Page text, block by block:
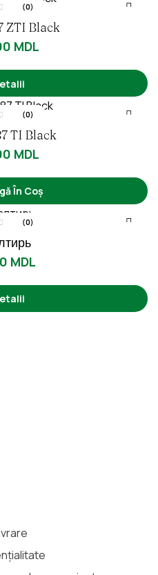
(0)
ZTI Black
MDL
(0)
TI Black
MDL
În Coș
(0)
MDL